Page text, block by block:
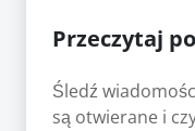
Przeczytaj
Śledź
są otwierane i